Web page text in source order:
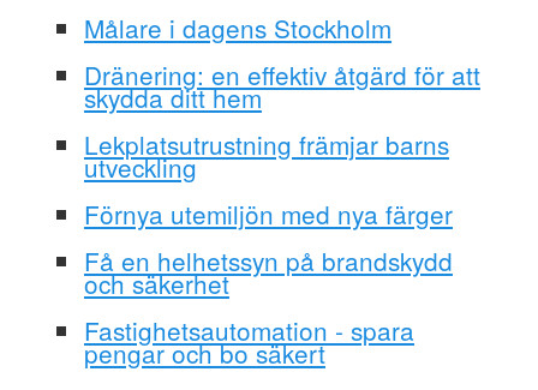
Målare i dagens Stockholm
Dränering: en effektiv åtgärd för att
skydda ditt hem
Lekplatsutrustning främjar barns
utveckling
Förnya utemiljön med nya färger
Få en helhetssyn på brandskydd
och säkerhet
Fastighetsautomation - spara
pengar och bo säkert